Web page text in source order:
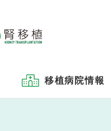
移植病院情報